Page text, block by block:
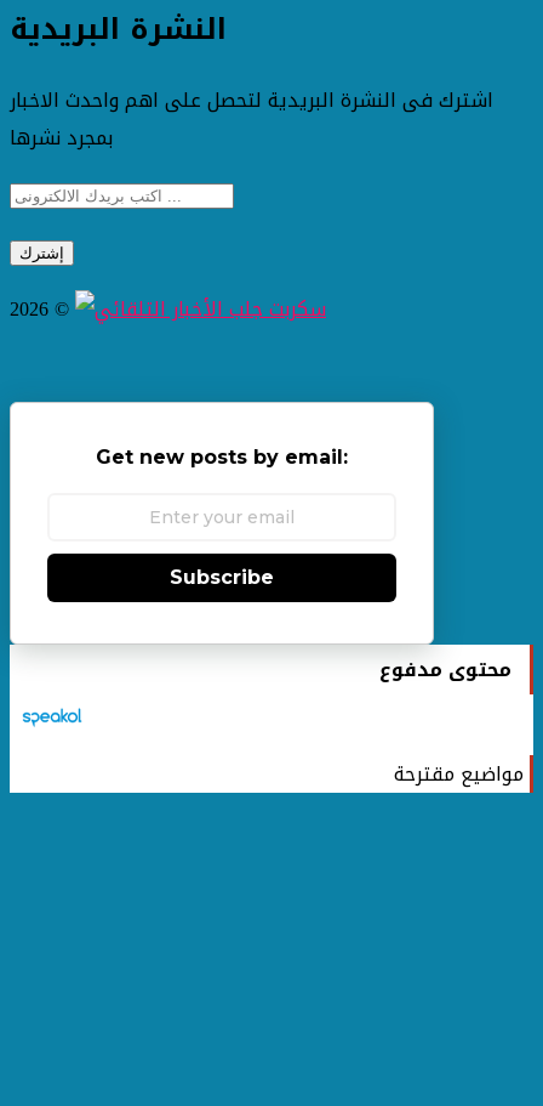
النشرة البريدية
اشترك فى النشرة البريدية لتحصل على اهم واحدث الاخبار
بمجرد نشرها
2026 ©
Get new posts by email:
Subscribe
محتوى مدفوع
مواضيع مقترحة